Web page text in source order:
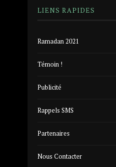
LIENS RAPIDES
Ramadan 2021
Témoin !
Publicité
Rappels SMS
Partenaires
Nous Contacter